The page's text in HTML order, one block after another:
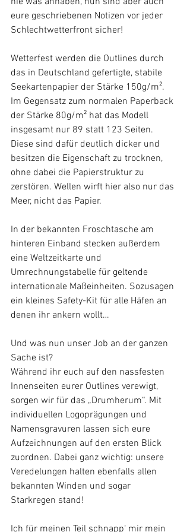
eure geschriebenen Notizen vor jeder
Schlechtwetterfront sicher!
Wetterfest werden die Outlines durch
das in Deutschland gefertigte, stabile
Seekartenpapier der Stärke 150g/m².
Im Gegensatz zum normalen Paperback
der Stärke 80g/m² hat das Modell
insgesamt nur 89 statt 123 Seiten.
Diese sind dafür deutlich dicker und
besitzen die Eigenschaft zu trocknen,
ohne dabei die Papierstruktur zu
zerstören. Wellen wirft hier also nur das
Meer, nicht das Papier.
In der bekannten Froschtasche am
hinteren Einband stecken außerdem
eine Weltzeitkarte und
Umrechnungstabelle für geltende
internationale Maßeinheiten. Sozusagen
ein kleines Safety-Kit für alle Häfen an
denen ihr ankern wollt…
Und was nun unser Job an der ganzen
Sache ist?
Während ihr euch auf den nassfesten
Innenseiten eurer Outlines verewigt,
sorgen wir für das „Drumherum“. Mit
individuellen Logoprägungen und
Namensgravuren lassen sich eure
Aufzeichnungen auf den ersten Blick
zuordnen. Dabei ganz wichtig: unsere
Veredelungen halten ebenfalls allen
bekannten Winden und sogar
Starkregen stand!
Ich für meinen Teil schnapp‘ mir mein